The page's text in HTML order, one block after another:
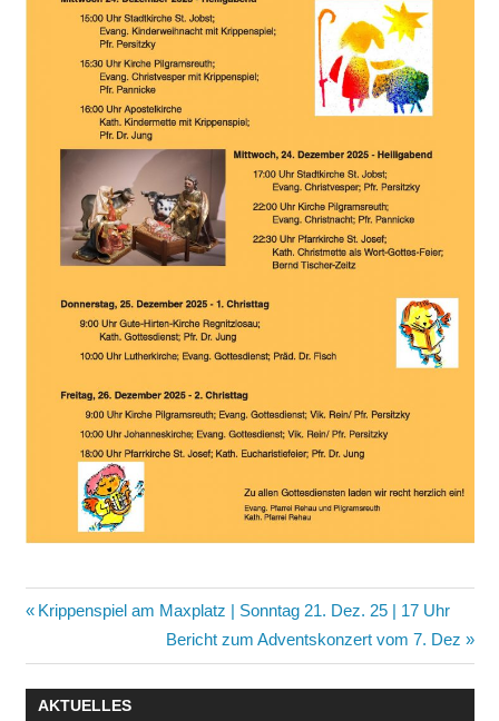
Beitragsnavigation
Vorheriger
Krippenspiel am Maxplatz | Sonntag 21. Dez. 25 | 17 Uhr
Nächster
Beitrag:
Bericht zum Adventskonzert vom 7. Dez
AKTUELLES